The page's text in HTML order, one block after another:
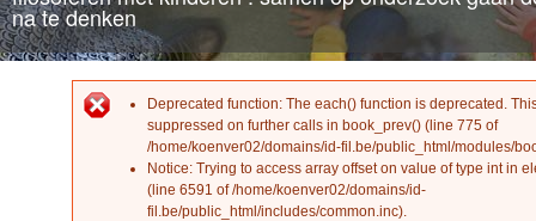
na te denken
Error message
Deprecated function: The each() function is deprecated.
suppressed on further calls in book_prev() (line 775 of
/home/koenver02/domains/id-fil.be/public_html/modules/
Notice: Trying to access array offset on value of type int in
(line 6591 of/home/koenver02/domains/id-
fil.be/public_html/includes/common.inc).